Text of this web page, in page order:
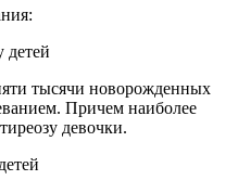
детей
тысячи новорожденных
Причем наиболее
девочки.